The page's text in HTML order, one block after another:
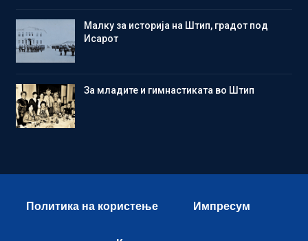
Малку за историја на Штип, градот под
Исарот
Зa младите и гимнастиката во Штип
Политика на користење Импресум